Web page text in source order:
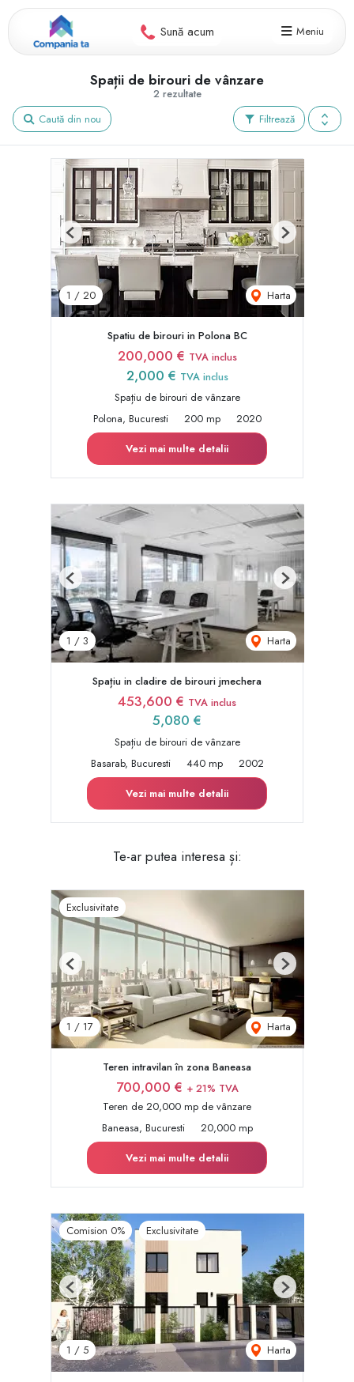
Sună acum Meniu
2 rezultate
Spații de birouri de vânzare
Filtrează
Caută din nou
1 / 20 Harta
Previous Next
Spatiu de birouri in Polona BC
200,000 € TVA inclus
2,000 € TVA inclus
Spațiu de birouri de vânzare
Polona, Bucuresti
200 mp
2020
Vezi mai multe detalii
1 / 3 Harta
Previous Next
Spațiu in cladire de birouri jmechera
453,600 € TVA inclus
5,080 €
Spațiu de birouri de vânzare
Basarab, Bucuresti
440 mp
2002
Vezi mai multe detalii
Te-ar putea interesa și:
Exclusivitate
1 / 17 Harta
Previous Next
Teren intravilan în zona Baneasa
700,000 € + 21% TVA
Teren de 20,000 mp de vânzare
Baneasa, Bucuresti
20,000 mp
Vezi mai multe detalii
Comision 0% Exclusivitate
1 / 5 Harta
Previous Next